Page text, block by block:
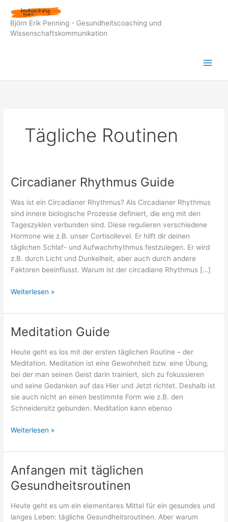
Inhalt
springen
Björn Erik Penning - Gesundheitscoaching und
Wissenschaftskommunikation
Tägliche Routinen
Circadianer Rhythmus Guide
Was ist ein Circadianer Rhythmus? Als Circadianer Rhythmus
sind innere biologische Prozesse definiert, die eng mit den
Tageszyklen verbunden sind. Diese regulieren verschiedene
Hormone wie z.B. unser Cortisollevel. Er hilft dir deinen
täglichen Schlaf- und Aufwachrhythmus festzulegen. Er wird
z.B. durch Licht und Dunkelheit, aber auch durch andere
Faktoren beeinflusst. Warum ist der circadiane Rhythmus […]
Circadianer
Guide
Weiterlesen »
Meditation Guide
Heute geht es los mit der ersten täglichen Routine – der
Meditation. Meditation ist eine Gewohnheit bzw. eine Übung,
bei der man seinen Geist darin trainiert, sich zu fokussieren
und seine Gedanken auf das Hier und Jetzt richtet. Deshalb ist
sie auch nicht an einen bestimmte Form wie z.B. den
Schneidersitz gebunden. Meditation kann ebenso
Meditation
Weiterlesen »
Anfangen mit täglichen
Gesundheitsroutinen
Heute geht es um ein elementares Mittel für ein gesundes und
langes Leben: tägliche Gesundheitsroutinen. Aber warum